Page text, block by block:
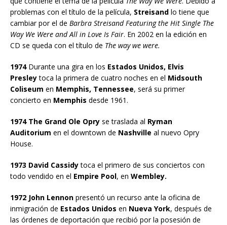
problemas con el título de la película, Streisand lo tiene que
cambiar por el de Barbra Streisand Featuring the Hit Single The
Way We Were and All in Love Is Fair. En 2002 en la edición en
CD se queda con el título de The way we were.
1974Durante una gira en los Estados Unidos, Elvis
Presleytoca la primera de cuatro noches en el Midsouth
Coliseum en Memphis, Tennessee, será su primer
concierto en Memphis desde 1961.
1974 The Grand Ole Opry se traslada al Ryman
Auditorium en el downtown de Nashville al nuevo Opry
House.
1973 David Cassidytoca el primero de sus conciertos con
todo vendido en el Empire Pool, en Wembley.
1972 John Lennon presentó un recurso ante la oficina de
inmigración de Estados Unidos en Nueva York, después de
las órdenes de deportación que recibió por la posesión de